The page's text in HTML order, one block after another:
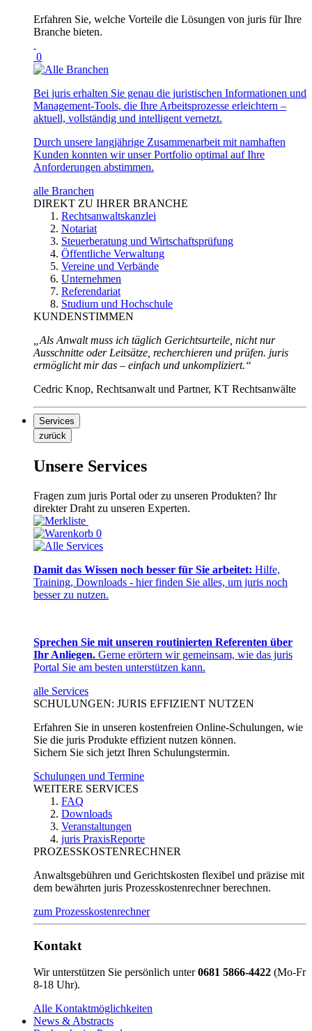
Erfahren Sie, welche Vorteile die Lösungen von juris für Ihre
Branche bieten.
0
Bei juris erhalten Sie genau die juristischen Informationen und
Management-Tools, die Ihre Arbeitsprozesse erleichtern –
aktuell, vollständig und intelligent vernetzt.
Durch unsere langjährige Zusammenarbeit mit namhaften
Kunden konnten wir unser Portfolio optimal auf Ihre
Anforderungen abstimmen.
alle Branchen
DIREKT ZU IHRER BRANCHE
Rechtsanwaltskanzlei
Notariat
Steuerberatung und Wirtschaftsprüfung
Öffentliche Verwaltung
Vereine und Verbände
Unternehmen
Referendariat
Studium und Hochschule
KUNDENSTIMMEN
„Als Anwalt muss ich täglich Gerichtsurteile, nicht nur
Ausschnitte oder Leitsätze, recherchieren und prüfen. juris
ermöglicht mir das – einfach und unkompliziert.“
Cedric Knop, Rechtsanwalt und Partner, KT Rechtsanwälte
Services
zurück
Unsere Services
Fragen zum juris Portal oder zu unseren Produkten? Ihr
direkter Draht zu unseren Experten.
0
Damit das Wissen noch besser für Sie arbeitet: Hilfe,
Training, Downloads - hier finden Sie alles, um juris noch
besser zu nutzen.
Sprechen Sie mit unseren routinierten Referenten über
Ihr Anliegen. Gerne erörtern wir gemeinsam, wie das juris
Portal Sie am besten unterstützen kann.
alle Services
SCHULUNGEN: JURIS EFFIZIENT NUTZEN
Erfahren Sie in unseren kostenfreien Online-Schulungen, wie
Sie die juris Produkte effizient nutzen können.
Sichern Sie sich jetzt Ihren Schulungstermin.
Schulungen und Termine
WEITERE SERVICES
FAQ
Downloads
Veranstaltungen
juris PraxisReporte
PROZESSKOSTENRECHNER
Anwaltsgebühren und Gerichtskosten flexibel und präzise mit
dem bewährten juris Prozesskostenrechner berechnen.
zum Prozesskostenrechner
Kontakt
Wir unterstützen Sie persönlich unter0681 5866-4422 (Mo-Fr
8-18 Uhr).
Alle Kontaktmöglichkeiten
News & Abstracts